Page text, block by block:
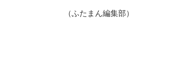
（ふたまん編集部）